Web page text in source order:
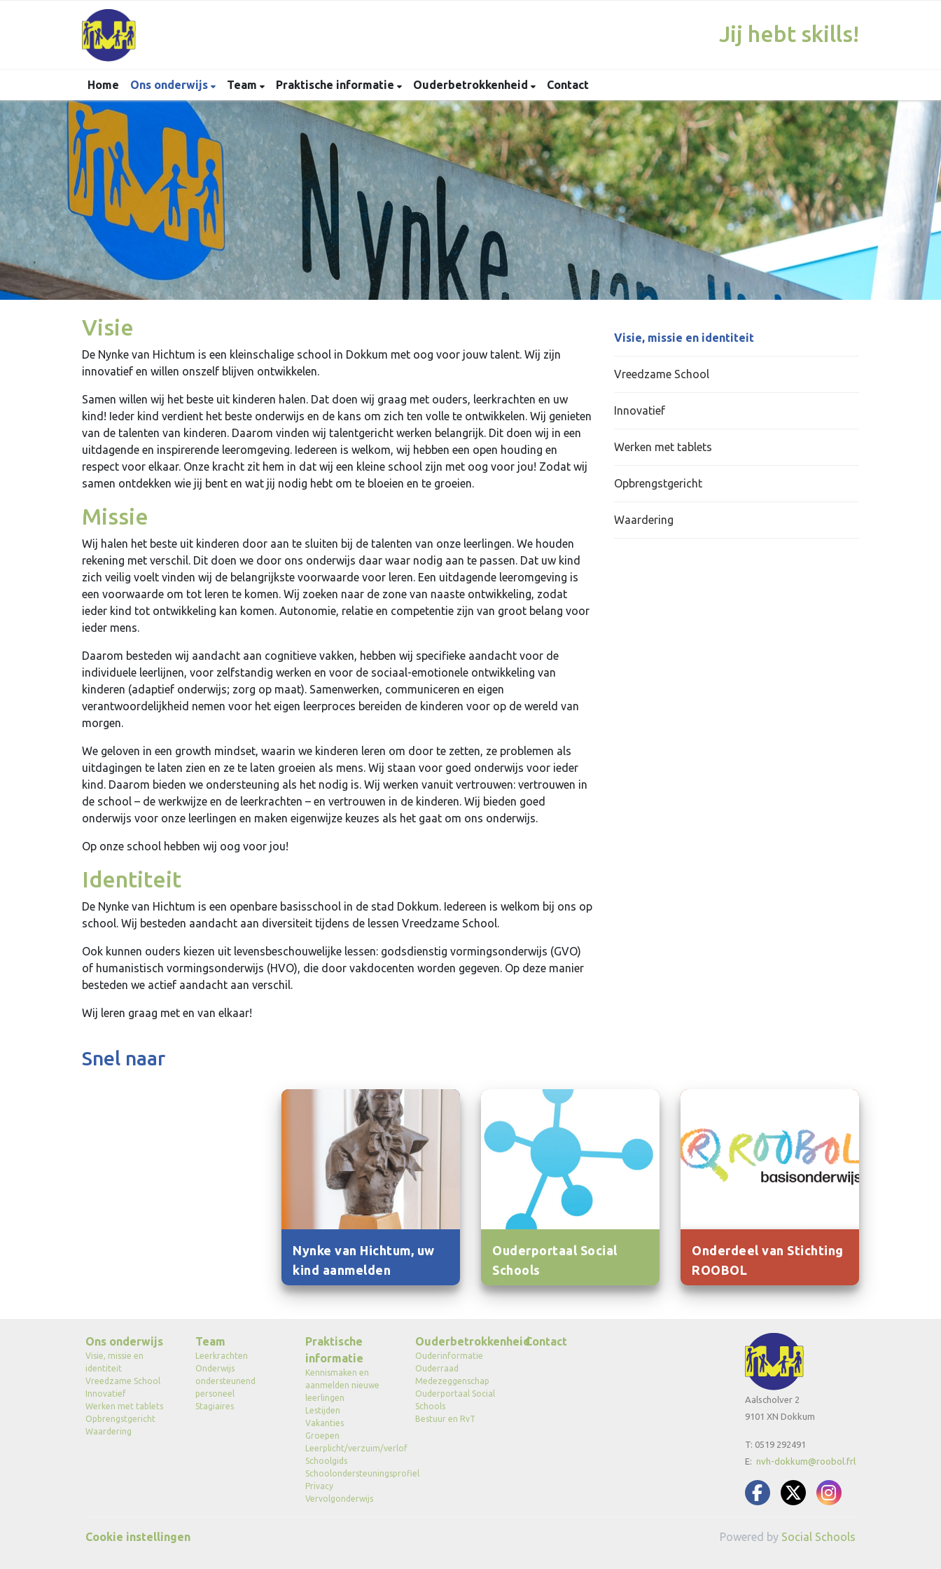
Jij hebt skills!
Home Ons onderwijs Team Praktische informatie Ouderbetrokkenheid Contact
Visie
De Nynke van Hichtum is een kleinschalige school in Dokkum met oog voor jouw talent. Wij zijn
innovatief en willen onszelf blijven ontwikkelen.
Samen willen wij het beste uit kinderen halen. Dat doen wij graag met ouders, leerkrachten en uw
kind! Ieder kind verdient het beste onderwijs en de kans om zich ten volle te ontwikkelen. Wij genieten
van de talenten van kinderen. Daarom vinden wij talentgericht werken belangrijk. Dit doen wij in een
uitdagende en inspirerende leeromgeving. Iedereen is welkom, wij hebben een open houding en
respect voor elkaar. Onze kracht zit hem in dat wij een kleine school zijn met oog voor jou! Zodat wij
samen ontdekken wie jij bent en wat jij nodig hebt om te bloeien en te groeien.
Missie
Wij halen het beste uit kinderen door aan te sluiten bij de talenten van onze leerlingen. We houden
rekening met verschil. Dit doen we door ons onderwijs daar waar nodig aan te passen. Dat uw kind
zich veilig voelt vinden wij de belangrijkste voorwaarde voor leren. Een uitdagende leeromgeving is
een voorwaarde om tot leren te komen. Wij zoeken naar de zone van naaste ontwikkeling, zodat
ieder kind tot ontwikkeling kan komen. Autonomie, relatie en competentie zijn van groot belang voor
ieder mens.
Daarom besteden wij aandacht aan cognitieve vakken, hebben wij specifieke aandacht voor de
individuele leerlijnen, voor zelfstandig werken en voor de sociaal-emotionele ontwikkeling van
kinderen (adaptief onderwijs; zorg op maat). Samenwerken, communiceren en eigen
verantwoordelijkheid nemen voor het eigen leerproces bereiden de kinderen voor op de wereld van
morgen.
We geloven in een growth mindset, waarin we kinderen leren om door te zetten, ze problemen als
uitdagingen te laten zien en ze te laten groeien als mens. Wij staan voor goed onderwijs voor ieder
kind. Daarom bieden we ondersteuning als het nodig is. Wij werken vanuit vertrouwen: vertrouwen in
de school – de werkwijze en de leerkrachten – en vertrouwen in de kinderen. Wij bieden goed
onderwijs voor onze leerlingen en maken eigenwijze keuzes als het gaat om ons onderwijs.
Op onze school hebben wij oog voor jou!
Identiteit
De Nynke van Hichtum is een openbare basisschool in de stad Dokkum. Iedereen is welkom bij ons op
school. Wij besteden aandacht aan diversiteit tijdens de lessen Vreedzame School.
Ook kunnen ouders kiezen uit levensbeschouwelijke lessen: godsdienstig vormingsonderwijs (GVO)
of humanistisch vormingsonderwijs (HVO), die door vakdocenten worden gegeven. Op deze manier
besteden we actief aandacht aan verschil.
Wij leren graag met en van elkaar!
Visie, missie en identiteit
Vreedzame School
Innovatief
Werken met tablets
Opbrengstgericht
Waardering
Snel naar
Nynke van Hichtum, uw
kind aanmelden
Ouderportaal Social
Schools
Onderdeel van Stichting
ROOBOL
Ons onderwijs
Visie, missie en
identiteit
Vreedzame School
Innovatief
Werken met tablets
Opbrengstgericht
Waardering
Team
Leerkrachten
Onderwijs
ondersteunend
personeel
Stagiaires
Praktische
informatie
Kennismaken en
aanmelden nieuwe
leerlingen
Lestijden
Vakanties
Groepen
Leerplicht/verzuim/verlof
Schoolgids
Schoolondersteuningsprofiel
Privacy
Vervolgonderwijs
Ouderbetrokkenheid
Ouderinformatie
Ouderraad
Medezeggenschap
Ouderportaal Social
Schools
Bestuur en RvT
Contact
Aalscholver 2
9101 XN Dokkum
T: 0519 292491
E: nvh-dokkum@roobol.frl
Cookie instellingen Powered by Social Schools